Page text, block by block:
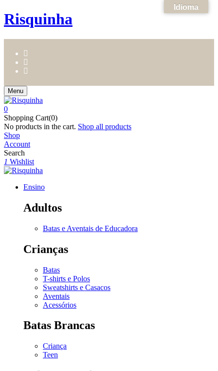
Risquinha
Menu
0
Shopping Cart(0)
No products in the cart. Shop all products
Shop
Account
Search
1 Wishlist
Ensino
Adultos
Batas e Aventais de Educadora
Crianças
Batas
T-shirts e Polos
Sweatshirts e Casacos
Aventais
Acessórios
Batas Brancas
Criança
Teen
Idioma